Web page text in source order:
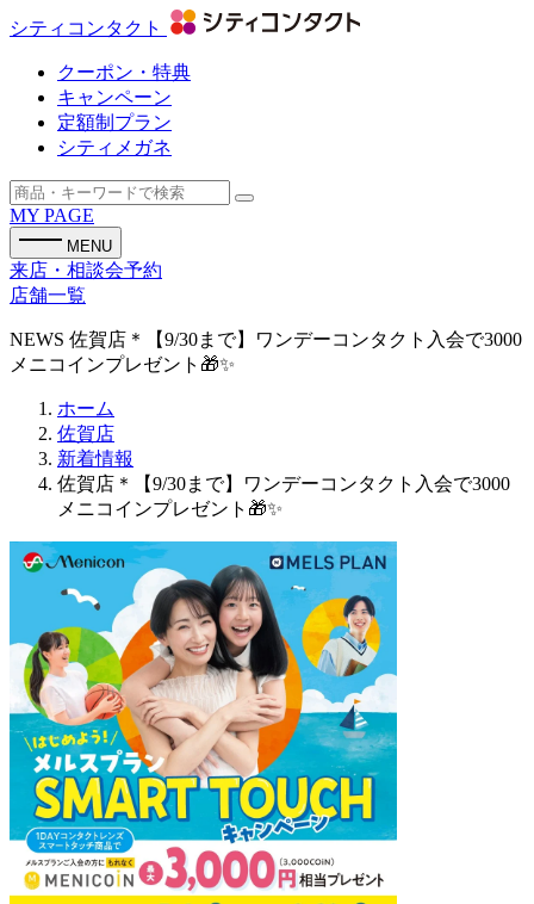
シティコンタクト
クーポン・特典
キャンペーン
定額制プラン
シティメガネ
MY PAGE
MENU
来店・相談会予約
店舗一覧
NEWS 佐賀店＊【9/30まで】ワンデーコンタクト入会で3000
メニコインプレゼント🎁✨
ホーム
佐賀店
新着情報
佐賀店＊【9/30まで】ワンデーコンタクト入会で3000
メニコインプレゼント🎁✨